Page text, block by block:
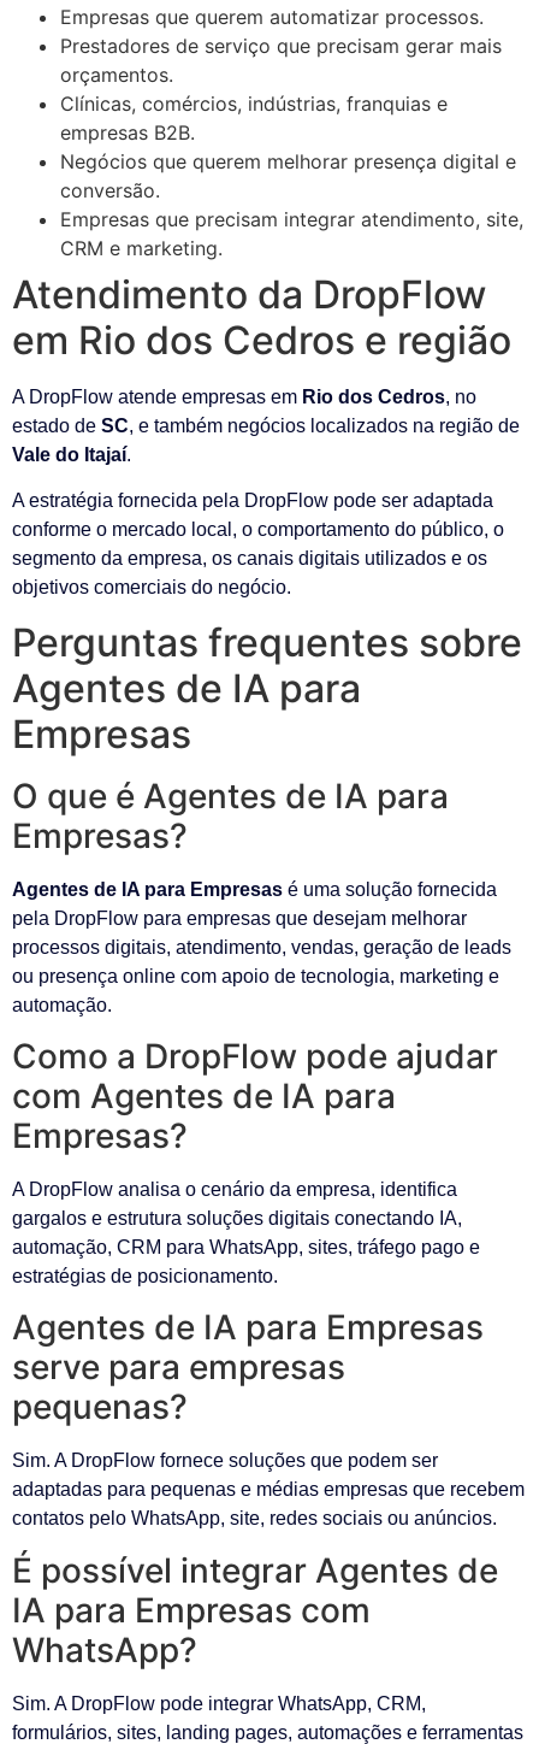
Empresas que querem automatizar processos.
Prestadores de serviço que precisam gerar mais
orçamentos.
Clínicas, comércios, indústrias, franquias e
empresas B2B.
Negócios que querem melhorar presença digital e
conversão.
Empresas que precisam integrar atendimento, site,
CRM e marketing.
Atendimento da DropFlow
em Rio dos Cedros e região
A DropFlow atende empresas em Rio dos Cedros, no
estado de SC, e também negócios localizados na região de
Vale do Itajaí.
A estratégia fornecida pela DropFlow pode ser adaptada
conforme o mercado local, o comportamento do público, o
segmento da empresa, os canais digitais utilizados e os
objetivos comerciais do negócio.
Perguntas frequentes sobre
Agentes de IA para
Empresas
O que é Agentes de IA para
Empresas?
Agentes de IA para Empresas é uma solução fornecida
pela DropFlow para empresas que desejam melhorar
processos digitais, atendimento, vendas, geração de leads
ou presença online com apoio de tecnologia, marketing e
automação.
Como a DropFlow pode ajudar
com Agentes de IA para
Empresas?
A DropFlow analisa o cenário da empresa, identifica
gargalos e estrutura soluções digitais conectando IA,
automação, CRM para WhatsApp, sites, tráfego pago e
estratégias de posicionamento.
Agentes de IA para Empresas
serve para empresas
pequenas?
Sim. A DropFlow fornece soluções que podem ser
adaptadas para pequenas e médias empresas que recebem
contatos pelo WhatsApp, site, redes sociais ou anúncios.
É possível integrar Agentes de
IA para Empresas com
WhatsApp?
Sim. A DropFlow pode integrar WhatsApp, CRM,
formulários, sites, landing pages, automações e ferramentas